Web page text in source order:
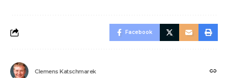
Facebook
Clemens Katschmarek